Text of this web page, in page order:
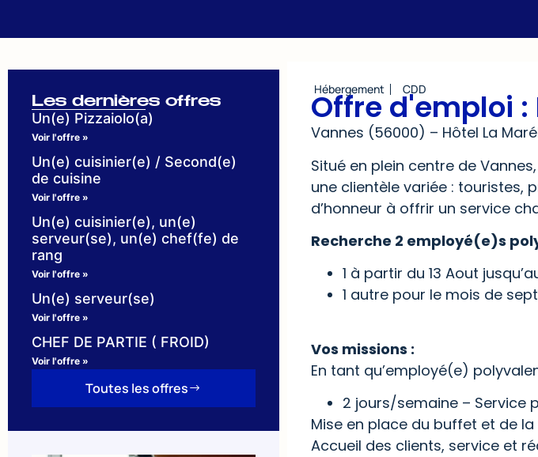
Les dernières offres
Un(e) Pizzaiolo(a)
Voir l'offre »
Un(e) cuisinier(e) / Second(e)
de cuisine
Voir l'offre »
Un(e) cuisinier(e), un(e)
serveur(se), un(e) chef(fe) de
rang
Voir l'offre »
Un(e) serveur(se)
Voir l'offre »
CHEF DE PARTIE ( FROID)
Voir l'offre »
Toutes les offres
Hébergement CDD
Offre d'emploi
Vannes (56000) – Hôtel La
Situé en plein centre de
une clientèle variée : touristes,
d’honneur à offrir un service
Recherche 2 employé(e)s
1 à partir du 13 Aout
1 autre pour le mois de
Vos missions :
En tant qu’employé(e)
2 jours/semaine – Service
Mise en place du buffet et de la
Accueil des clients, service et